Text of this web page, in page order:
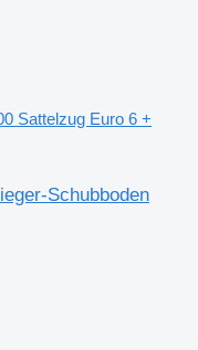
Sattelzug Euro 6 +
Schubboden